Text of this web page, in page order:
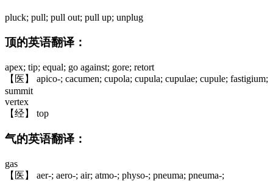
pluck; pull; pull out; pull up; unplug
顶的英语翻译：
apex; tip; equal; go against; gore; retort
【医】 apico-; cacumen; cupola; cupula; cupulae; cupule; fastigium;
summit
vertex
【经】 top
气的英语翻译：
gas
【医】 aer-; aero-; air; atmo-; physo-; pneuma; pneuma-;